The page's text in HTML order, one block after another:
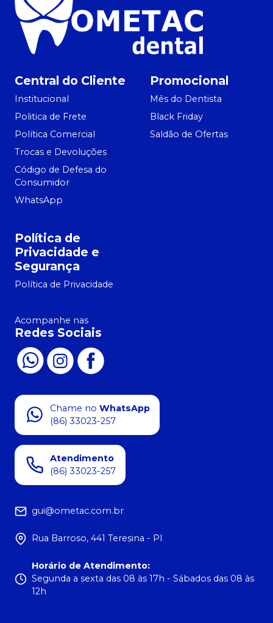
Central do Cliente
Institucional
Politica de Frete
Política Comercial
Trocas e Devoluções
Código de Defesa do
Consumidor
WhatsApp
Promocional
Mês do Dentista
Black Friday
Saldão de Ofertas
Política de
Privacidade e
Segurança
Política de Privacidade
Acompanhe nas
Redes Sociais
Chame no WhatsApp
(86) 33023-257
Atendimento
(86) 33023-257
gui@ometac.com.br
Rua Barroso, 441 Teresina - PI
Horário de Atendimento:
Segunda a sexta das 08 às 17h - Sábados das 08 às
12h